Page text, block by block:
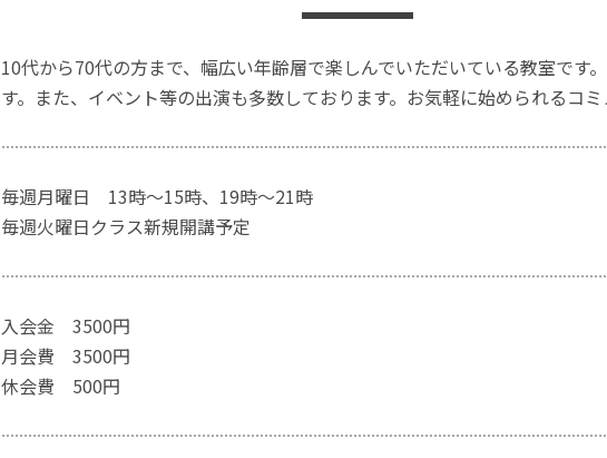
10代から70代の方まで、幅広い年齢層で楽しんでいただいている教室です
す。また、イベント等の出演も多数しております。お気軽に始められるコミ
毎週月曜日 13時〜15時、19時〜21時
毎週火曜日クラス新規開講予定
入会金 3500円
月会費 3500円
休会費 500円